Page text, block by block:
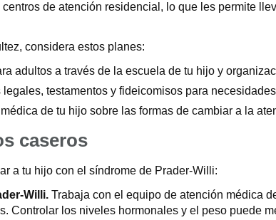
de atención residencial, lo que les permite
considera estos planes:
adultos a través de la escuela de tu hijo y
legales, testamentos y fideicomisos para
de tu hijo sobre las formas de cambiar a la
caseros
a tu hijo con el síndrome de Prader-Willi:
Willi. Trabaja con el equipo de atención médica
Controlar los niveles hormonales y el peso puede